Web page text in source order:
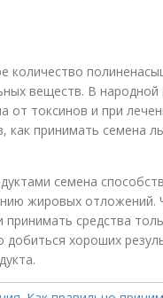
количество
веществ. В народной
от токсинов и при
принимать семена
семена
жировых
средства
хороших